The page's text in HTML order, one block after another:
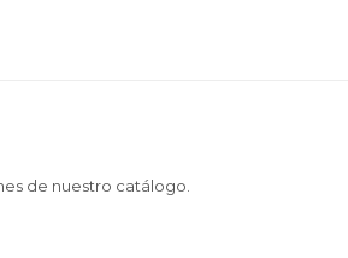
de nuestro catálogo.